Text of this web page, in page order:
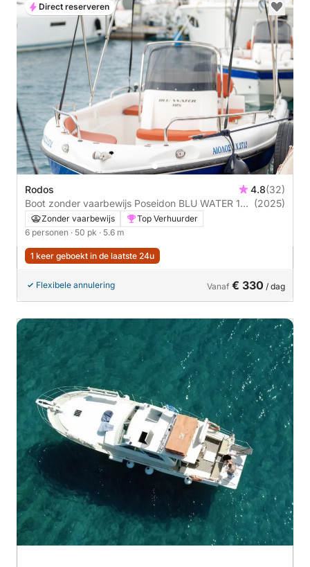
Rodos 4.8(32)
Boot zonder vaarbewijs Poseidon BLU WATER 185
50pk
(2025)
Zonder vaarbewijs
Top Verhuurder
6 personen · 50 pk · 5.6 m
1 keer geboekt in de laatste 24u
Flexibele annulering Vanaf € 330 / dag
Direct reserveren